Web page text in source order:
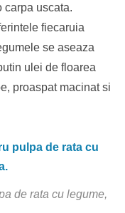
carpa uscata.
fiecaruia
se aseaza
ulei de floarea
proaspat macinat si
de rata cu legume,